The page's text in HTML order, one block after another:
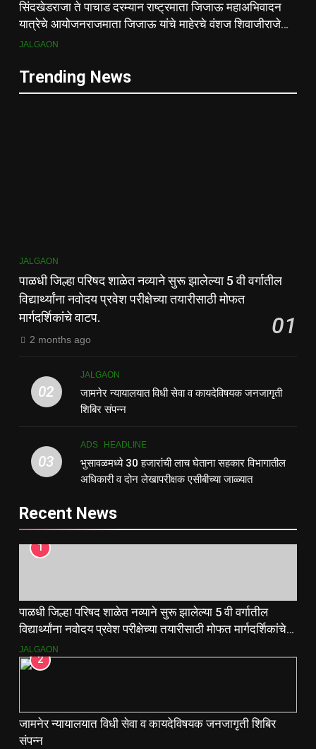
सिंदखेडराजा ते पाचाड दरम्यान राष्ट्रमाता जिजाऊ महाअभिवादन
यात्रेचे आयोजनराजमाता जिजाऊ यांचे माहेरचे वंशज शिवाजीराजे
जाधव यांच्या मार्गदर्शनाखाली ऐतिहासिक यात्रा
JALGAON
Trending News
JALGAON
पाळधी जिल्हा परिषद शाळेत नव्याने सुरू झालेल्या 5 वी वर्गातील
विद्यार्थ्यांना नवोदय प्रवेश परीक्षेच्या तयारीसाठी मोफत
मार्गदर्शिकांचे वाटप.
01
2 months ago
02
JALGAON
जामनेर न्यायालयात विधी सेवा व कायदेविषयक जनजागृती
शिबिर संपन्न
03
ADS HEADLINE
भुसावळमध्ये 30 हजारांची लाच घेताना सहकार विभागातील
अधिकारी व दोन लेखापरीक्षक एसीबीच्या जाळ्यात
Recent News
1
पाळधी जिल्हा परिषद शाळेत नव्याने सुरू झालेल्या 5 वी वर्गातील
विद्यार्थ्यांना नवोदय प्रवेश परीक्षेच्या तयारीसाठी मोफत मार्गदर्शिकांचे
वाटप.
JALGAON
2
जामनेर न्यायालयात विधी सेवा व कायदेविषयक जनजागृती शिबिर
संपन्न